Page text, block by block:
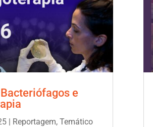
e
| Reportagem,Temático